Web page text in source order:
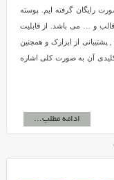
رایگان گرفته ایم. پوسته
و … می باشد. از قابلیت
از ابزارک و همچنین
کلیدی آن به صورت کلی اشاره
ادامه مطلب...